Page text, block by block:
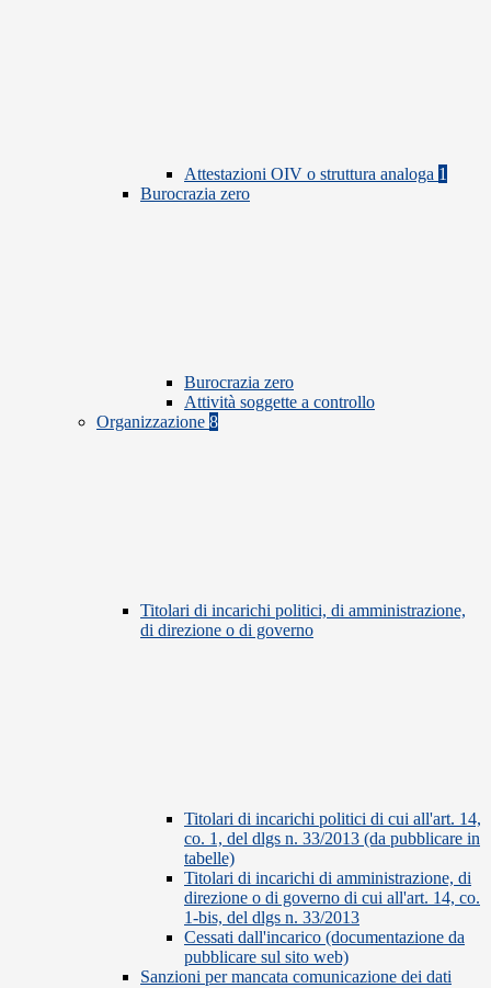
Attestazioni OIV o struttura analoga 1
Burocrazia zero
Burocrazia zero
Attività soggette a controllo
Organizzazione 8
Titolari di incarichi politici, di amministrazione,
di direzione o di governo
Titolari di incarichi politici di cui all'art. 14,
co. 1, del dlgs n. 33/2013 (da pubblicare in
tabelle)
Titolari di incarichi di amministrazione, di
direzione o di governo di cui all'art. 14, co.
1-bis, del dlgs n. 33/2013
Cessati dall'incarico (documentazione da
pubblicare sul sito web)
Sanzioni per mancata comunicazione dei dati